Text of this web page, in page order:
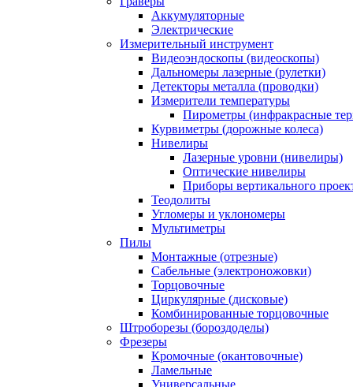
Аккумуляторные
Электрические
Измерительный инструмент
Видеоэндоскопы (видеоскопы)
Дальномеры лазерные (рулетки)
Детекторы металла (проводки)
Измерители температуры
Пирометры (инфракрасные
Курвиметры (дорожные колеса)
Нивелиры
Лазерные уровни (нивелиры)
Оптические нивелиры
Приборы вертикального
Теодолиты
Угломеры и уклономеры
Мультиметры
Пилы
Монтажные (отрезные)
Сабельные (электроножовки)
Торцовочные
Циркулярные (дисковые)
Комбинированные торцовочные
Штроборезы (бороздоделы)
Фрезеры
Кромочные (окантовочные)
Ламельные
Универсальные